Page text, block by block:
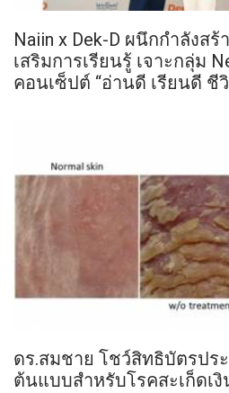
Naiin x Dek-D ผนึกกำลังส
เสริมการเรียนรู้ เจาะกลุ่ม
คอนเซ็ปต์ “อ่านดี เรียนดี ชี
ดร.สมชาย โชว์สิทธิบัตรปร
ต้นแบบสำหรับโรคสะเก็ดเงิ